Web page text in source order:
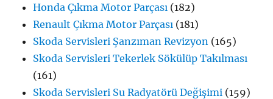
Honda Çıkma Motor Parçası (182)
Renault Çıkma Motor Parçası (181)
Skoda Servisleri Şanzıman Revizyon (165)
Skoda Servisleri Tekerlek Sökülüp Takılması
(161)
Skoda Servisleri Su Radyatörü Değişimi (159)